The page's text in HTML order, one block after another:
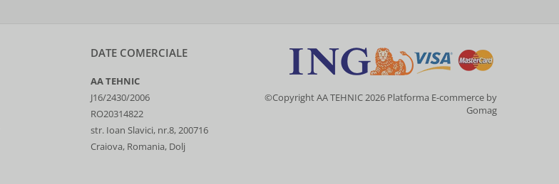
DATE COMERCIALE
AA TEHNIC
J16/2430/2006
RO20314822
str. Ioan Slavici, nr.8, 200716
Craiova, Romania, Dolj
©Copyright AA TEHNIC 2026 Platforma E-commerce by
Gomag